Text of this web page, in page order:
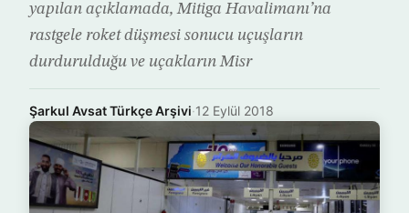
yapılan açıklamada, Mitiga Havalimanı’na
rastgele roket düşmesi sonucu uçuşların
durdurulduğu ve uçakların Misr
Şarkul Avsat Türkçe Arşivi·12 Eylül 2018